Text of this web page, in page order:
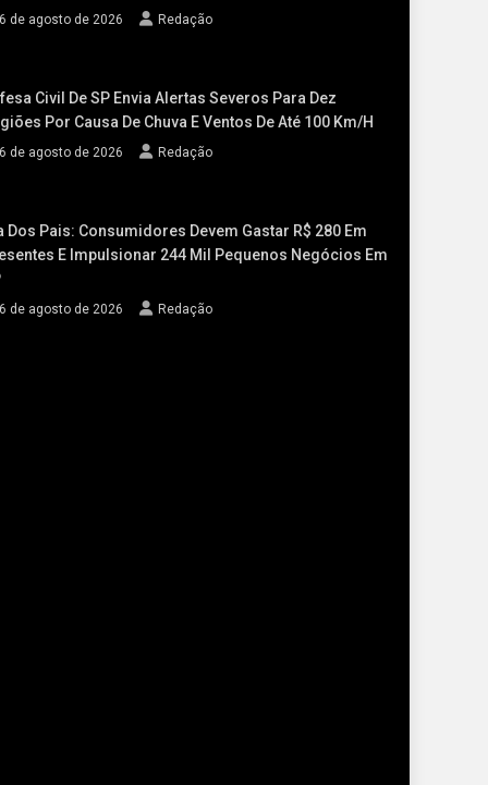
6 de agosto de 2026 Redação
Civil De SP Envia Alertas Severos Para Dez
Por Causa De Chuva E Ventos De Até 100 Km/h
6 de agosto de 2026 Redação
Dos Pais: Consumidores Devem Gastar R$ 280 Em
E Impulsionar 244 Mil Pequenos Negócios Em
6 de agosto de 2026 Redação